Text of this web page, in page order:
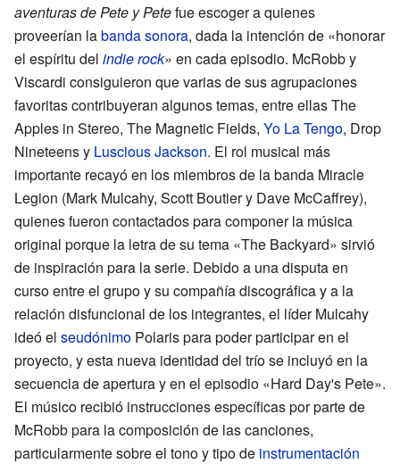
aventuras de Pete y Petefue escoger a quienes
proveerían labanda sonora, dada la intención de «honorar
el espíritu del indie rock» en cada episodio. McRobb y
Viscardi consiguieron que varias de sus agrupaciones
favoritas contribuyeran algunos temas, entre ellas The
Apples in Stereo, The Magnetic Fields, Yo La Tengo, Drop
Nineteens y Luscious Jackson. El rol musical más
importante recayó en los miembros de la banda Miracle
Legion (Mark Mulcahy, Scott Boutier y Dave McCaffrey),
quienes fueron contactados para componer la música
original porque la letra de su tema «The Backyard» sirvió
de inspiración para la serie. Debido a una disputa en
curso entre el grupo y su compañía discográfica y a la
relación disfuncional de los integrantes, el líder Mulcahy
ideó el seudónimo Polaris para poder participar en el
proyecto, y esta nueva identidad del trío se incluyó en la
secuencia de apertura y en el episodio «Hard Day's Pete».
El músico recibió instrucciones específicas por parte de
McRobb para la composición de las canciones,
particularmente sobre el tono y tipo de instrumentación